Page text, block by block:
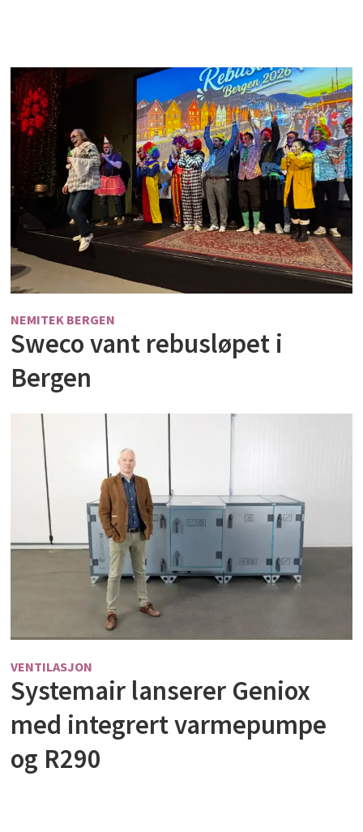
NEMITEK BERGEN
Sweco vant rebusløpet i
Bergen
VENTILASJON
Systemair lanserer Geniox
med integrert varmepumpe
og R290